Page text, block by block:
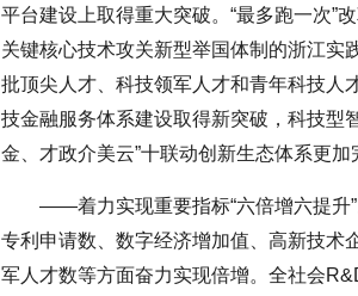
平台建设上取得重大突破。“最多跑一次”
关键核心技术攻关新型举国体制的浙江实
批顶尖人才、科技领军人才和青年科技人
技金融服务体系建设取得新突破，科技型
金、才政介美云”十联动创新生态体系更加
——着力实现重要指标“六倍增六提升
专利申请数、数字经济增加值、高新技术
军人才数等方面奋力实现倍增。全社会